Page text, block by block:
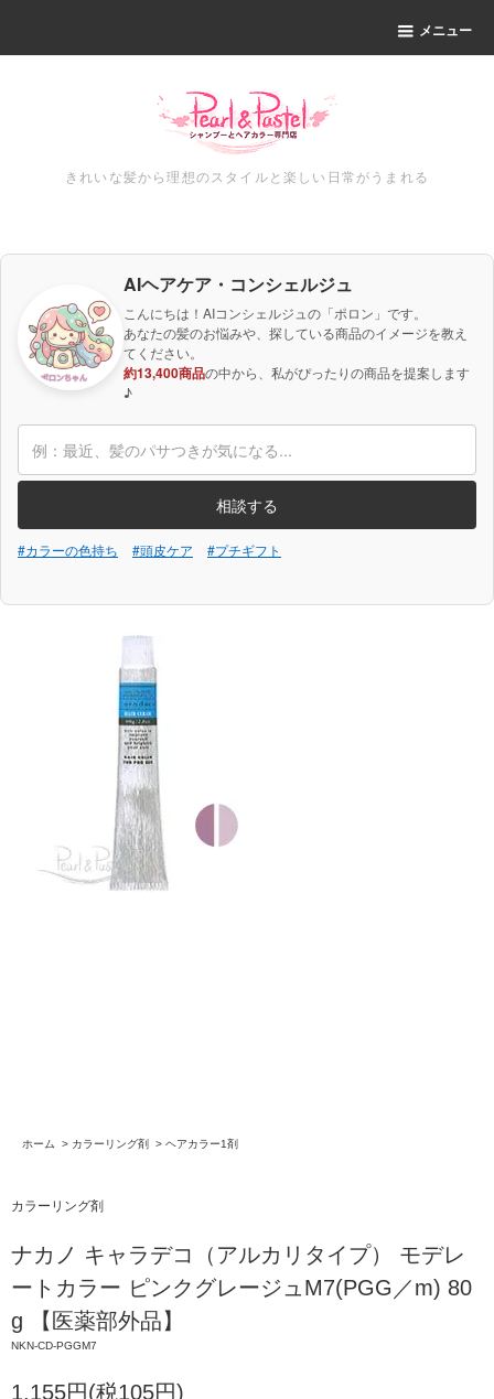
メニュー
きれいな髪から理想のスタイルと楽しい日常がうまれる
AIヘアケア・コンシェルジュ
こんにちは！AIコンシェルジュの「ポロン」です。
あなたの髪のお悩みや、探している商品のイメージを教え
てください。
約13,400商品の中から、私がぴったりの商品を提案します
♪
相談する
#カラーの色持ち #頭皮ケア #プチギフト
ホーム > カラーリング剤 > ヘアカラー1剤
カラーリング剤
ナカノ キャラデコ（アルカリタイプ） モデレ
ートカラー ピンクグレージュM7(PGG／m) 80
g 【医薬部外品】
NKN-CD-PGGM7
1,155円(税105円)